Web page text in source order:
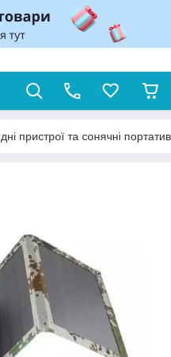
пристрої та сонячні